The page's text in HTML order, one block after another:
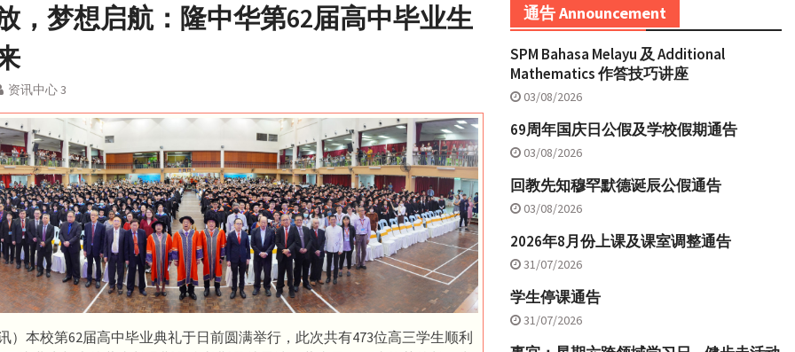
，梦想启航：隆中华第62届高中毕业生
资讯中心 3
）本校第62届高中毕业典礼于日前圆满举行，此次共有473位高三学生顺利
通告 Announcement
SPM Bahasa Melayu 及 Additional
Mathematics 作答技巧讲座
03/08/2026
69周年国庆日公假及学校假期通告
03/08/2026
回教先知穆罕默德诞辰公假通告
03/08/2026
2026年8月份上课及课室调整通告
31/07/2026
学生停课通告
31/07/2026